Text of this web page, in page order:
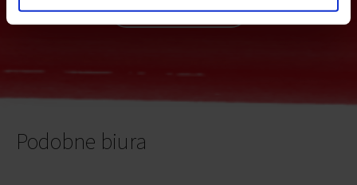
Wyślij
Podobne biura